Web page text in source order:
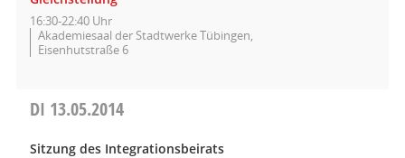
16:30-22:40 Uhr
Akademiesaal der Stadtwerke Tübingen,
Eisenhutstraße 6
DI 13.05.2014
Sitzung des Integrationsbeirats